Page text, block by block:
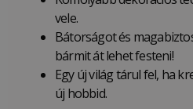
vele.
Bátorságot és
bármit át lehet festeni!
Egy új világ tárul fel, ha
új hobbid.